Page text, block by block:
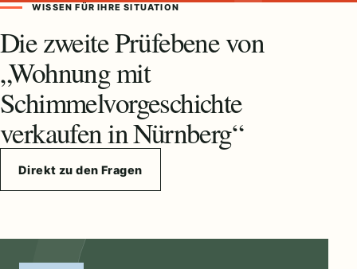
WISSEN FÜR IHRE SITUATION
Die zweite Prüfebene von
„Wohnung mit
Schimmelvorgeschichte
verkaufen in Nürnberg“
Direkt zu den Fragen